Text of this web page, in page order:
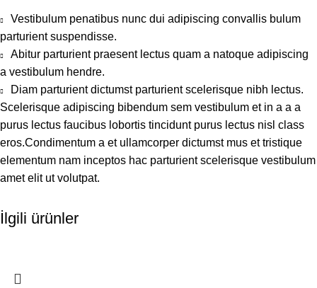
Vestibulum penatibus nunc dui adipiscing convallis bulum
parturient suspendisse.
Abitur parturient praesent lectus quam a natoque adipiscing
a vestibulum hendre.
Diam parturient dictumst parturient scelerisque nibh lectus.
Scelerisque adipiscing bibendum sem vestibulum et in a a a
purus lectus faucibus lobortis tincidunt purus lectus nisl class
eros.Condimentum a et ullamcorper dictumst mus et tristique
elementum nam inceptos hac parturient scelerisque vestibulum
amet elit ut volutpat.
İlgili ürünler